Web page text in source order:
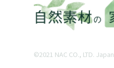
©︎2021 NAC CO., LTD. Japan